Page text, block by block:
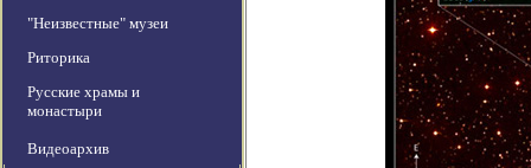
"Неизвестные" музеи
Риторика
Русские храмы и
монастыри
Видеоархив